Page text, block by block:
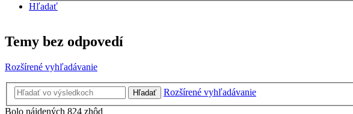
Hľadať
Temy bez odpovedí
Rozšírené vyhľadávanie
Hľadať
Rozšírené vyhľadávanie
Bolo nájdených 824 zhôd